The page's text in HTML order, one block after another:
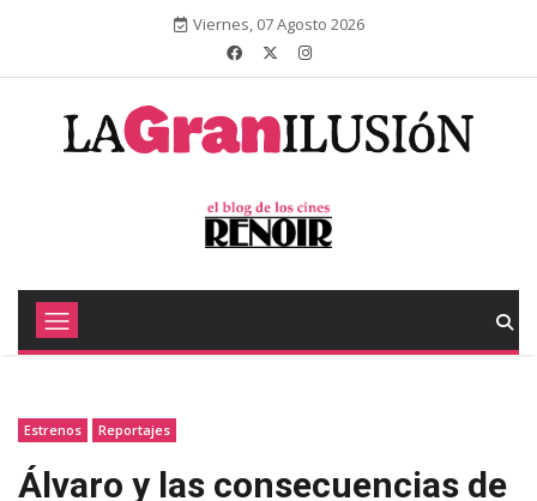
Viernes, 07 Agosto 2026
Estrenos Reportajes
Álvaro y las consecuencias de